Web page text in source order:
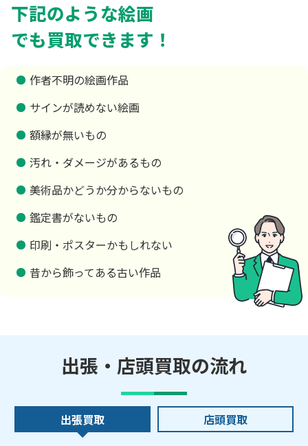
下記のような絵画
でも買取できます！
作者不明の絵画作品
サインが読めない絵画
額縁が無いもの
汚れ・ダメージがあるもの
美術品かどうか分からないもの
鑑定書がないもの
印刷・ポスターかもしれない
昔から飾ってある古い作品
出張・店頭買取の流れ
出張買取 店頭買取